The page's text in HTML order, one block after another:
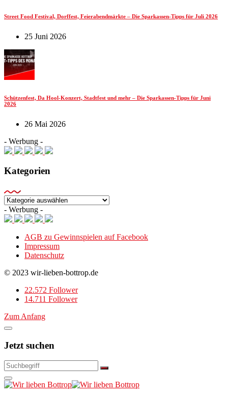
Street Food Festival, Dorffest, Feierabendmärkte – Die Sparkassen-Tipps für Juli 2026
25 Juni 2026
Schützenfest, Da Hool-Konzert, Stadtfest und mehr – Die Sparkassen-Tipps für Juni
2026
26 Mai 2026
- Werbung -
Kategorien
Kategorien
- Werbung -
AGB zu Gewinnspielen auf Facebook
Impressum
Datenschutz
© 2023 wir-lieben-bottrop.de
22.572 Follower
14.711 Follower
Zum Anfang
Jetzt suchen